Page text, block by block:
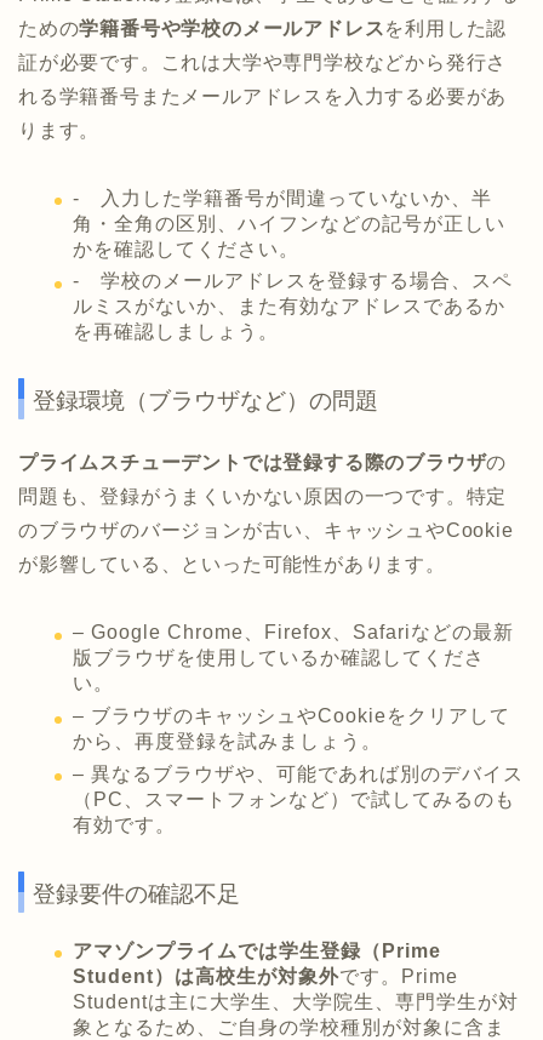
ための学籍番号や学校のメールアドレスを利用した認
証が必要です。これは大学や専門学校などから発行さ
れる学籍番号またメールアドレスを入力する必要があ
ります。
- 入力した学籍番号が間違っていないか、半
角・全角の区別、ハイフンなどの記号が正しい
かを確認してください。
‐ 学校のメールアドレスを登録する場合、スペ
ルミスがないか、また有効なアドレスであるか
を再確認しましょう。
登録環境（ブラウザなど）の問題
プライムスチューデントでは登録する際のブラウザの
問題も、登録がうまくいかない原因の一つです。特定
のブラウザのバージョンが古い、キャッシュやCookie
が影響している、といった可能性があります。
– Google Chrome、Firefox、Safariなどの最新
版ブラウザを使用しているか確認してくださ
い。
– ブラウザのキャッシュやCookieをクリアして
から、再度登録を試みましょう。
– 異なるブラウザや、可能であれば別のデバイス
（PC、スマートフォンなど）で試してみるのも
有効です。
登録要件の確認不足
アマゾンプライムでは学生登録（Prime
Student）は高校生が対象外です。Prime
Studentは主に大学生、大学院生、専門学生が対
象となるため、ご自身の学校種別が対象に含ま